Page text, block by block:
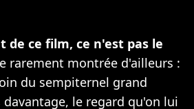
de ce film, ce n'est pas le
rarement montrée d'ailleurs :
du sempiternel grand
le regard qu'on lui